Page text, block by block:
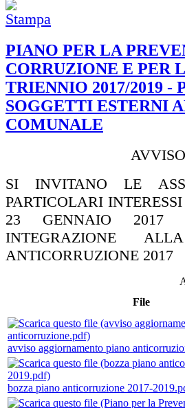
PIANO PER LA
CORRUZIONE E PER
TRIENNIO 2017/2019 -
SOGGETTI ESTERNI
COMUNALE
SI INVITANO LE
PARTICOLARI
23 GENNAIO 2017
INTEGRAZIONE
ANTICORRUZIONE 2017
File
avviso aggiornamento piano
bozza piano anticorruzione 2017-